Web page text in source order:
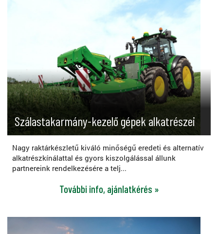
Szálastakarmány-kezelő gépek alkatrészei
Nagy raktárkészletű kiváló minőségű eredeti és alternatív
alkatrészkínálattal és gyors kiszolgálással állunk
partnereink rendelkezésére a telj...
További info, ajánlatkérés »